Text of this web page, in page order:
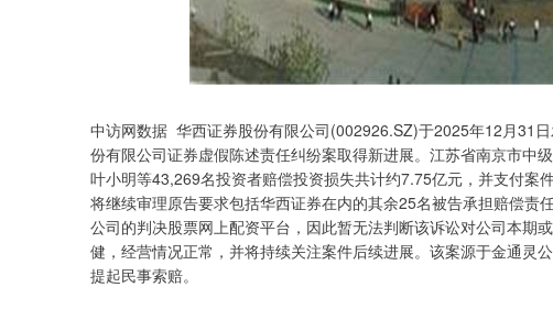
中访网数据 华西证券股份有限公司(002926.SZ)于2025年12月31
份有限公司证券虚假陈述责任纠纷案取得新进展。江苏省南京市中
叶小明等43,269名投资者赔偿投资损失共计约7.75亿元，并支付案
将继续审理原告要求包括华西证券在内的其余25名被告承担赔偿责
公司的判决股票网上配资平台，因此暂无法判断该诉讼对公司本期
健，经营情况正常，并将持续关注案件后续进展。该案源于金通灵
提起民事索赔。